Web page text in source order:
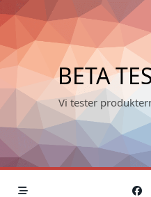
Skip
to
content
BETA
Vi tester